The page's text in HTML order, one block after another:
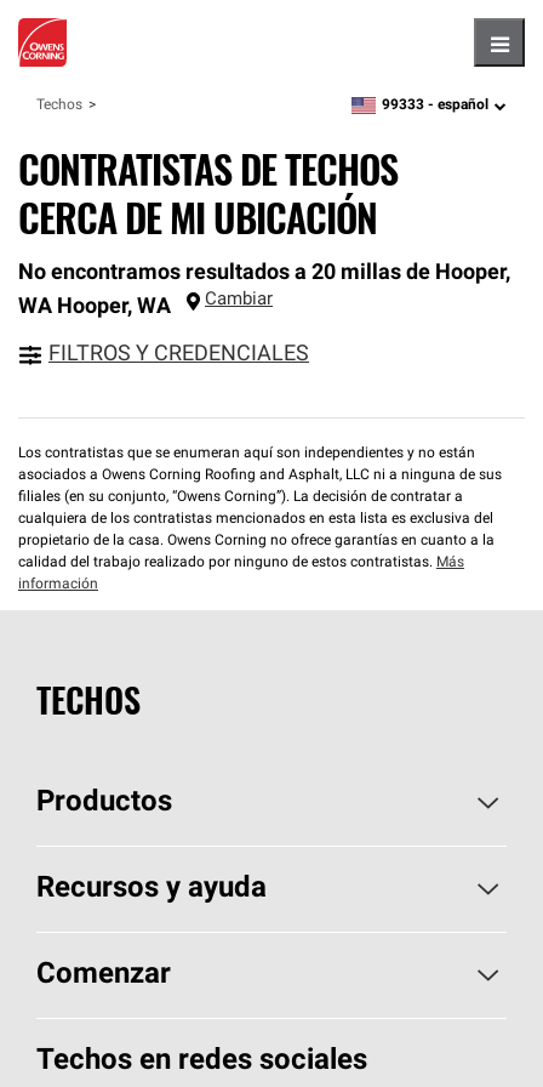
Techos zipcode,language
99333 - español
CONTRATISTAS DE TECHOS
CERCA DE MI UBICACIÓN
No encontramos resultados a 20 millas de Hooper,
WA Hooper, WA Cambiar
FILTROS Y CREDENCIALES
Los contratistas que se enumeran aquí son independientes y no están
asociados a Owens Corning Roofing and Asphalt, LLC ni a ninguna de sus
filiales (en su conjunto, “Owens Corning”). La decisión de contratar a
cualquiera de los contratistas mencionados en esta lista es exclusiva del
propietario de la casa. Owens Corning no ofrece garantías en cuanto a la
calidad del trabajo realizado por ninguno de estos contratistas. Más
información
TECHOS
Productos
Elija sus tejas
Encuentre un contratista
Componentes para techos
Recursos y ayuda
Aspectos básicos sobre techos
Herramientas de diseño y color
Comenzar
Llame al 1-800-GET-PINK®
Techos en redes sociales